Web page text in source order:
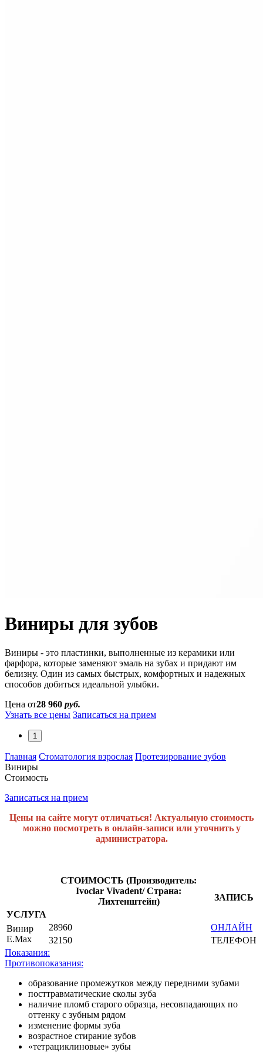
Виниры для зубов
Виниры - это пластинки, выполненные из керамики или
фарфора, которые заменяют эмаль на зубах и придают им
белизну. Один из самых быстрых, комфортных и надежных
способов добиться идеальной улыбки.
Цена от28 960 руб.
Узнать все цены Записаться на прием
1
Главная Стоматология взрослая Протезирование зубов
Виниры
Стоимость
Записаться на прием
Цены на сайте могут отличаться! Актуальную стоимость
можно посмотреть в онлайн-записи или уточнить у
администратора.
СТОИМОСТЬ (Производитель:
Ivoclar Vivadent/ Страна:
Лихтенштейн)
ЗАПИСЬ
УСЛУГА
Винир
E.Max
28960
ОНЛАЙН
32150
ТЕЛЕФОН
Показания:
Противопоказания:
образование промежутков между передними зубами
посттравматические сколы зуба
наличие пломб старого образца, несовпадающих по
оттенку с зубным рядом
изменение формы зуба
возрастное стирание зубов
«тетрациклиновые» зубы